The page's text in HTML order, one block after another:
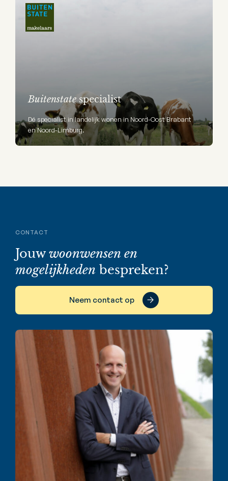
Buitenstatespecialist
Dé specialist in landelijk wonen in Noord-Oost Brabant
en Noord-Limburg.
CONTACT
Jouwwoonwensen en
mogelijkheden bespreken?
Neem contact op